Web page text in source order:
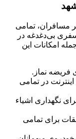
مسافران، تمامی
بی‌دغدغه در
امکانات این
فریضه نماز.
در تمامی
نگهداری اشیاء
برای تمامی